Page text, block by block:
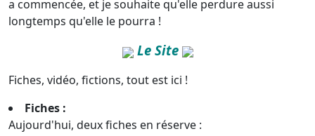
a commencée, et je souhaite qu'elle perdure aussi
longtemps qu'elle le pourra !
Le Site
Fiches, vidéo, fictions, tout est ici !
Fiches :
Aujourd'hui, deux fiches en réserve :